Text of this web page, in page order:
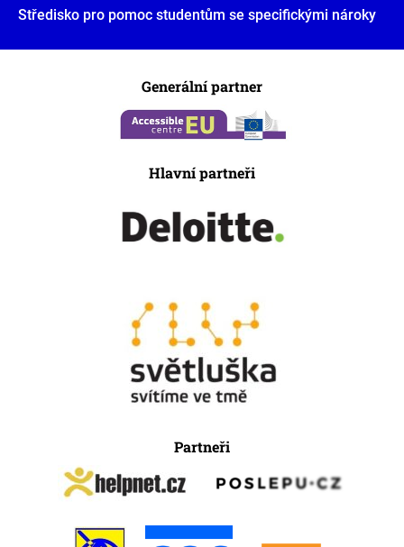
Středisko pro pomoc studentům se specifickými nároky
Generální partner
Hlavní partneři
Partneři